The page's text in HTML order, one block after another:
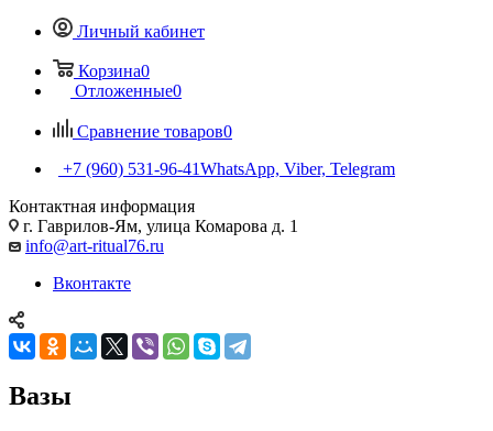
Личный кабинет
Корзина0
Отложенные0
Сравнение товаров0
+7 (960) 531-96-41WhatsApp, Viber, Telegram
Контактная информация
г. Гаврилов-Ям, улица Комарова д. 1
info@art-ritual76.ru
Вконтакте
Вазы